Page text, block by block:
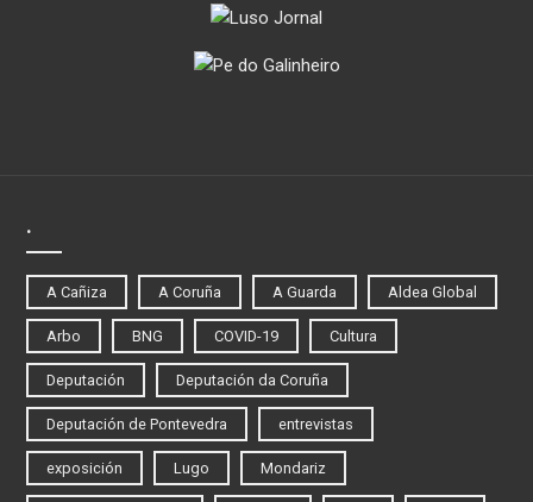
.
A Cañiza A Coruña A Guarda Aldea Global
Arbo BNG COVID-19 Cultura
Deputación Deputación da Coruña
Deputación de Pontevedra entrevistas
exposición Lugo Mondariz